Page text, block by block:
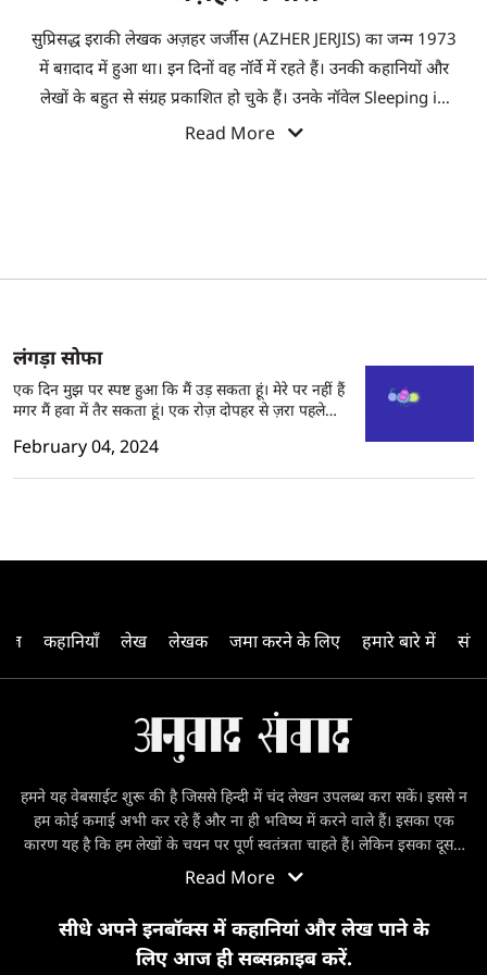
सुप्रिसद्ध इराकी लेखक अज़हर जर्जीस (AZHER JERJIS) का जन्म 1973
में बग़दाद में हुआ था। इन दिनों वह नॉर्वे में रहते हैं। उनकी कहानियों और
लेखों के बहुत से संग्रह प्रकाशित हो चुके हैं। उनके नॉवेल Sleeping in
the Cherry Field को अरब फिक्शन के इंटरनेशनल अवॉर्ड के लिए
Read More
लंगड़ा सोफा
एक दिन मुझ पर स्पष्ट हुआ कि मैं उड़ सकता हूं। मेरे पर नहीं हैं
मगर मैं हवा में तैर सकता हूं। एक रोज़ दोपहर से ज़रा पहले
वह बाज़ारों में फिरने वाले मोटे लड़कों को शर्मिंदा करे। मैं मोटा
February 04, 2024
कहानियाँ लेख लेखक जमा करने के लिए हमारे बारे में
हमने यह वेबसाईट शुरू की है जिससे हिन्दी में चंद लेखन उपलब्ध करा सकें। इससे न
हम कोई कमाई अभी कर रहे हैं और ना ही भविष्य में करने वाले हैं। इसका एक
कारण यह है कि हम लेखों के चयन पर पूर्ण स्वतंत्रता चाहते हैं। लेकिन इसका दूसरा
कारण यह भी है कि किसी भी चीज़ से जब पैसा जुड़ता है तो उसके संग जुड़ जाता है
बहुत सारा पेपर वर्क और ब्यूरोक्रैसी। और जितनी हमें स्वायत्तता से चाहत है उतना ही
नौकरशाही से डर। यही कारण है कि हम कॉपीराइट के झंझटों में नहीं पड़ना चाहते।
जिन लेखों का हम अनुवाद कर रहे हैं, उनका अनुवाद ना तो हिन्दी में हो रहा था और
ना ही उनसे कोई पैसा कमा रहा था। तो हमारा मानना है कि बिना कॉपीराइट के यह
Read More
सीधे अपने इनबॉक्स में कहानियां और लेख पाने के
लिए आज ही सब्सक्राइब करें.